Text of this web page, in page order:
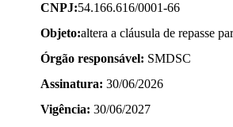
CNPJ:54.166.616/0001-66
Objeto:altera a cláusula de repasse
Órgão responsável: SMDSC
Assinatura: 30/06/2026
Vigência: 30/06/2027